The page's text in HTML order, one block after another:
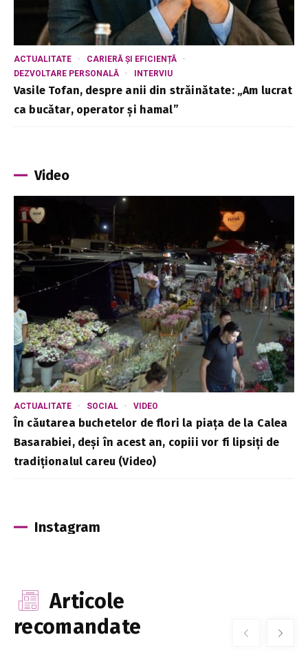
ACTUALITATE
CARIERĂ ȘI EFICIENȚĂ
DEZVOLTARE PERSONALĂ
INTERVIU
Vasile Tofan, despre anii din străinătate: „Am lucrat
ca bucătar, operator și hamal”
Video
ACTUALITATE SOCIAL VIDEO
În căutarea buchetelor de flori la piața de la Calea
Basarabiei, deși în acest an, copiii vor fi lipsiți de
tradiționalul careu (Video)
Instagram
Articole
recomandate